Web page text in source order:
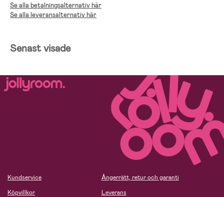
Se alla betalningsalternativ här
Se alla leveransalternativ här
Senast visade
Kundservice
Köpvillkor
Ångerrätt, retur och garanti
Leverans